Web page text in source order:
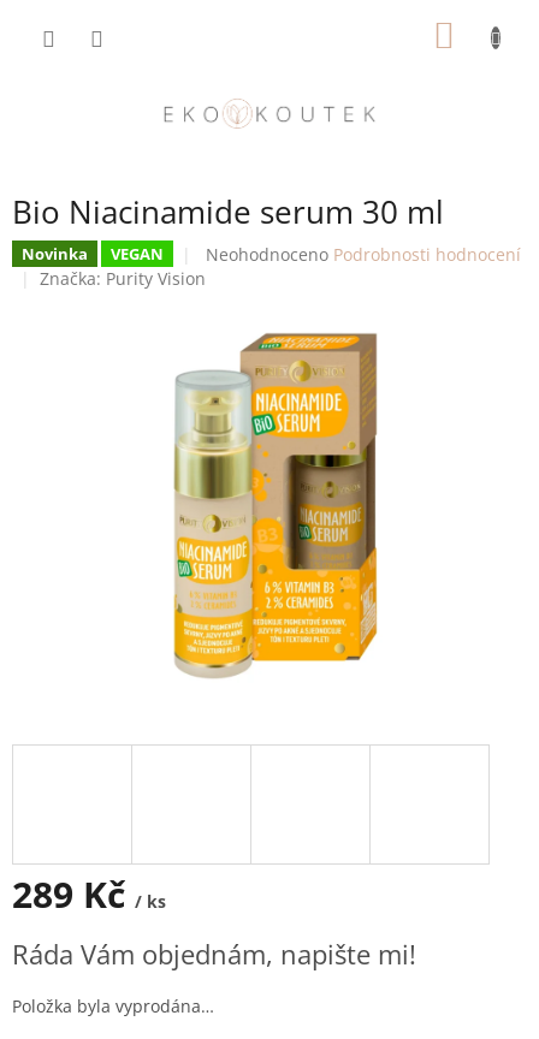
Bio Niacinamide serum 30 ml
Novinka VEGAN
Průměrné
hodnocení
z
5
hvězdiček.
Neohodnoceno Podrobnosti hodnocení
Značka: Purity Vision
289 Kč / ks
cena:
Ráda Vám objednám, napište mi!
Položka byla vyprodána…